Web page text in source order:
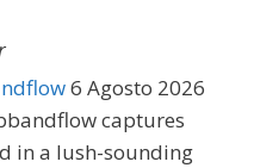
6 Agosto 2026
captures
in a lush-sounding